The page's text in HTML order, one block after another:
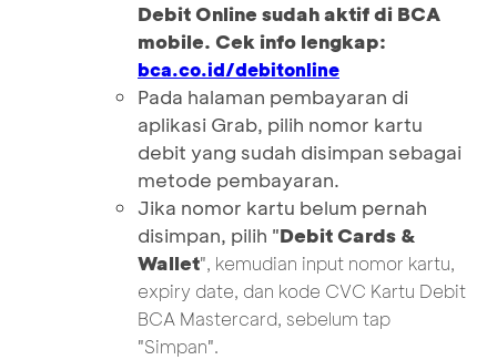
Debit Online sudah aktif di BCA
mobile. Cek info lengkap:
bca.co.id/debitonline
Pada halaman pembayaran di
aplikasi Grab, pilih nomor kartu
debit yang sudah disimpan sebagai
metode pembayaran.
Jika nomor kartu belum pernah
disimpan, pilih "Debit Cards &
Wallet", kemudian input nomor kartu,
expiry date, dan kode CVC Kartu Debit
BCA Mastercard, sebelum tap
"Simpan".